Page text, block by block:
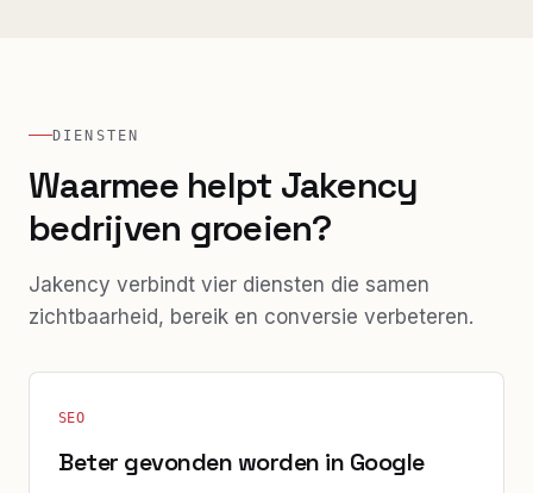
DIENSTEN
Waarmee helpt Jakency
bedrijven groeien?
Jakency verbindt vier diensten die samen
zichtbaarheid, bereik en conversie verbeteren.
SEO
Beter gevonden worden in Google